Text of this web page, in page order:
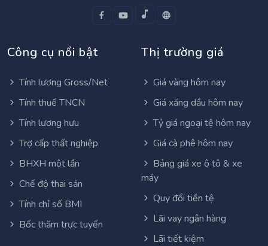
xăng dầu và nhiều tiện ích đời sống.
Công cụ nổi bật
Tính lương Gross/Net
Tính thuế TNCN
Tính lương hưu
Trợ cấp thất nghiệp
BHXH một lần
Chế độ thai sản
Thị trường giá
Giá vàng hôm nay
Giá xăng dầu hôm nay
Tỷ giá ngoại tệ hôm nay
Giá cà phê hôm nay
Bảng giá xe ô tô & xe
máy
Quy đổi tiền tệ